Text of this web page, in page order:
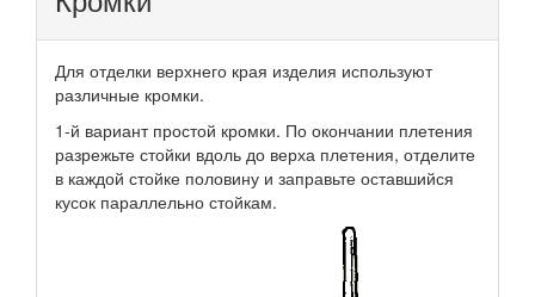
Для отделки верхнего края изделия используют
различные кромки.
1-й вариант простой кромки. По окончании плетения
разрежьте стойки вдоль до верха плетения, отделите
в каждой стойке половину и заправьте оставшийся
кусок параллельно стойкам.